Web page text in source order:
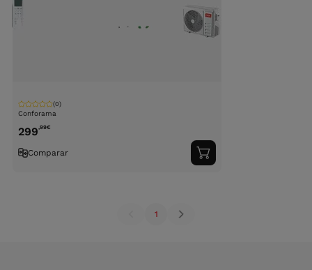
Conforama
(0)
299,99€
Comparar
Adicionar
ao
1